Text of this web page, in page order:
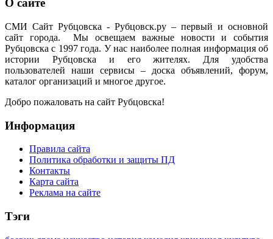
О сайте
СМИ Сайт Рубцовска - Рубцовск.ру – первый и основной
сайт города. Мы освещаем важные новости и события
Рубцовска с 1997 года. У нас наиболее полная информация об
истории Рубцовска и его жителях. Для удобства
пользователей наши сервисы – доска объявлений, форум,
каталог организаций и многое другое.
Добро пожаловать на сайт Рубцовска!
Информация
Правила сайта
Политика обработки и защиты ПД
Контакты
Карта сайта
Реклама на сайте
Тэги